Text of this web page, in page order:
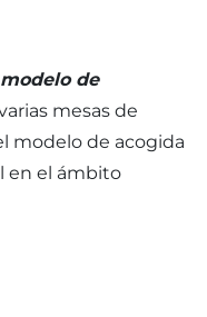
de
mesas de
modelo de acogida
en el ámbito